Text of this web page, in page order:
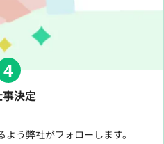
4
事決定
う弊社がフォローします。